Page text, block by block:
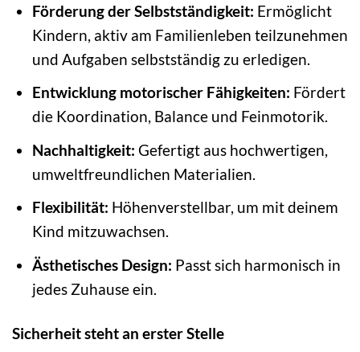
Förderung der Selbstständigkeit: Ermöglicht
Kindern, aktiv am Familienleben teilzunehmen
und Aufgaben selbstständig zu erledigen.
Entwicklung motorischer Fähigkeiten: Fördert
die Koordination, Balance und Feinmotorik.
Nachhaltigkeit: Gefertigt aus hochwertigen,
umweltfreundlichen Materialien.
Flexibilität: Höhenverstellbar, um mit deinem
Kind mitzuwachsen.
Ästhetisches Design: Passt sich harmonisch in
jedes Zuhause ein.
Sicherheit steht an erster Stelle